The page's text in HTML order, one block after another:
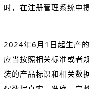
时，在注册管理系统中
2024年6月1日起生产
应当按照相关标准或者
装的产品标识和相关数